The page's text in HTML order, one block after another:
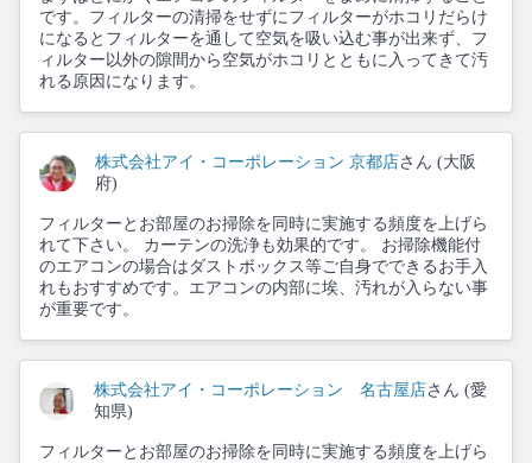
です。フィルターの清掃をせずにフィルターがホコリだらけ
になるとフィルターを通して空気を吸い込む事が出来ず、フ
ィルター以外の隙間から空気がホコリとともに入ってきて汚
れる原因になります。
株式会社アイ・コーポレーション 京都店さん (大阪
府)
フィルターとお部屋のお掃除を同時に実施する頻度を上げら
れて下さい。 カーテンの洗浄も効果的です。 お掃除機能付
のエアコンの場合はダストボックス等ご自身でできるお手入
れもおすすめです。エアコンの内部に埃、汚れが入らない事
が重要です。
株式会社アイ・コーポレーション 名古屋店さん (愛
知県)
フィルターとお部屋のお掃除を同時に実施する頻度を上げら